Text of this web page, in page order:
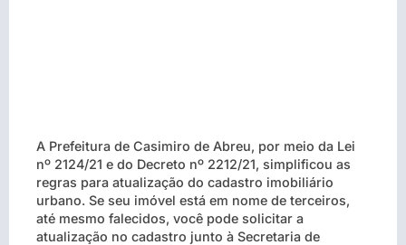
A Prefeitura de Casimiro de Abreu, por meio da Lei
nº 2124/21 e do Decreto nº 2212/21, simplificou as
regras para atualização do cadastro imobiliário
urbano. Se seu imóvel está em nome de terceiros,
até mesmo falecidos, você pode solicitar a
atualização no cadastro junto à Secretaria de